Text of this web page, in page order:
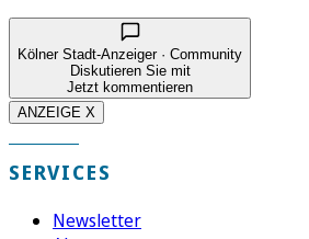
Kölner Stadt-Anzeiger · Community
Diskutieren Sie mit
Jetzt kommentieren
ANZEIGE X
SERVICES
Newsletter